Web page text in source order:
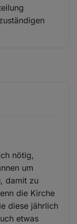
nötig,
um
damit zu
die Kirche
diese jährlich
etwas